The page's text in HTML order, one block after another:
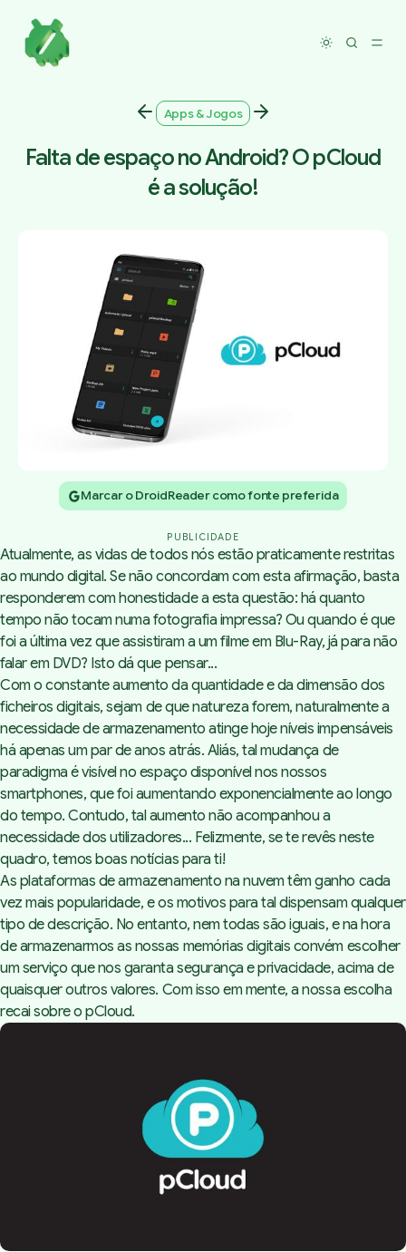
Toggle
Apps & Jogos
Falta de espaço no Android? O pCloud
é a solução!
Marcar o DroidReader como fonte preferida
PUBLICIDADE
Atualmente, as vidas de todos nós estão praticamente restritas
ao mundo digital. Se não concordam com esta afirmação, basta
responderem com honestidade a esta questão: há quanto
tempo não tocam numa fotografia impressa? Ou quando é que
foi a última vez que assistiram a um filme em Blu-Ray, já para não
falar em DVD? Isto dá que pensar...
Com o constante aumento da quantidade e da dimensão dos
ficheiros digitais, sejam de que natureza forem, naturalmente a
necessidade de armazenamento atinge hoje níveis impensáveis
há apenas um par de anos atrás. Aliás, tal mudança de
paradigma é visível no espaço disponível nos nossos
smartphones, que foi aumentando exponencialmente ao longo
do tempo. Contudo, tal aumento não acompanhou a
necessidade dos utilizadores... Felizmente, se te revês neste
quadro, temos boas notícias para ti!
As plataformas de armazenamento na nuvem têm ganho cada
vez mais popularidade, e os motivos para tal dispensam qualquer
tipo de descrição. No entanto, nem todas são iguais, e na hora
de armazenarmos as nossas memórias digitais convém escolher
um serviço que nos garanta segurança e privacidade, acima de
quaisquer outros valores. Com isso em mente, a nossa escolha
recai sobre opCloud.